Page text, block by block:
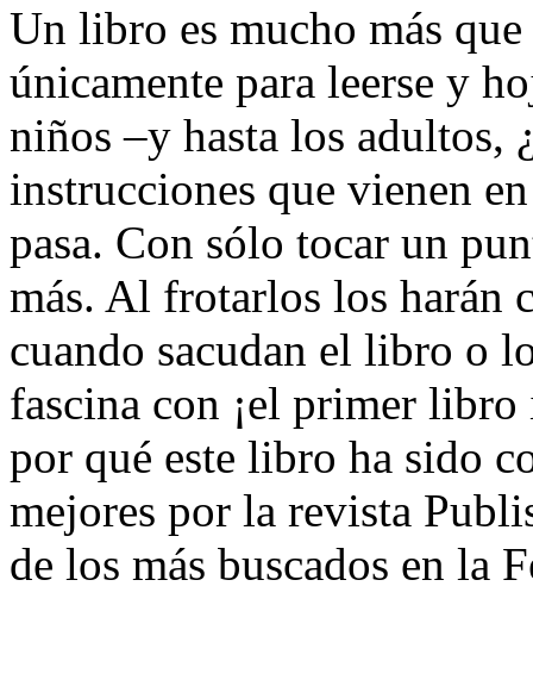
Un libro es mucho más
únicamente para leerse y
niños –y hasta los adultos,
instrucciones que vienen
pasa. Con sólo tocar un
más. Al frotarlos los harán
cuando sacudan el libro o
fascina con ¡el primer
por qué este libro ha sido
mejores por la revista
de los más buscados en la